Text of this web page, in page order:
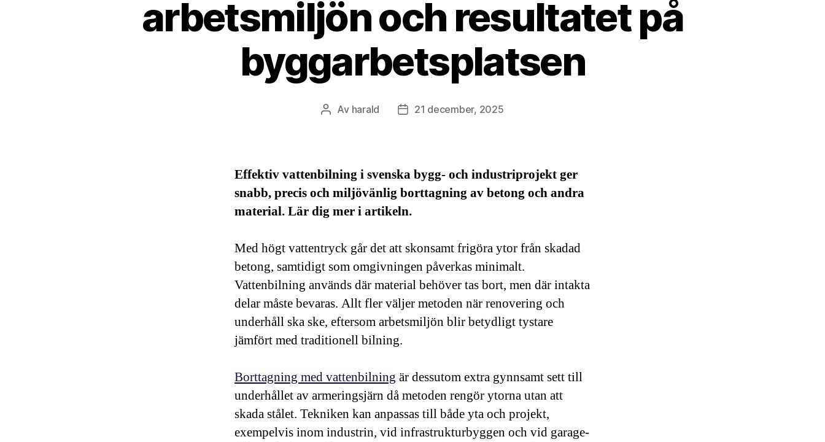
arbetsmiljön och resultatet på
byggarbetsplatsen
Inläggsförfattare
Av harald Inläggsdatum
21 december, 2025
Effektiv vattenbilning i svenska bygg- och industriprojekt ger
snabb, precis och miljövänlig borttagning av betong och andra
material. Lär dig mer i artikeln.
Med högt vattentryck går det att skonsamt frigöra ytor från skadad
betong, samtidigt som omgivningen påverkas minimalt.
Vattenbilning används där material behöver tas bort, men där intakta
delar måste bevaras. Allt fler väljer metoden när renovering och
underhåll ska ske, eftersom arbetsmiljön blir betydligt tystare
jämfört med traditionell bilning.
Borttagning med vattenbilning är dessutom extra gynnsamt sett till
underhållet av armeringsjärn då metoden rengör ytorna utan att
skada stålet. Tekniken kan anpassas till både yta och projekt,
exempelvis inom industrin, vid infrastrukturbyggen och vid garage-